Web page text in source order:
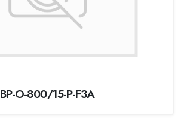
BP-O-800/15-P-F3A